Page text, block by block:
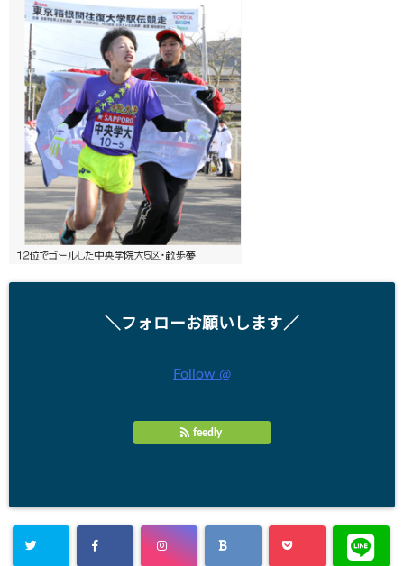
＼フォローお願いします／
Follow @
feedly